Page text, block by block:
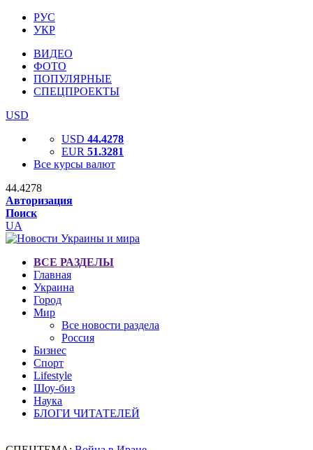
РУС
УКР
ВИДЕО
ФОТО
ПОПУЛЯРНЫЕ
СПЕЦПРОЕКТЫ
USD
USD 44.4278
EUR 51.3281
Все курсы валют
44.4278
Авторизация
Поиск
UA
ВСЕ РАЗДЕЛЫ
Главная
Украина
Город
Мир
Все новости раздела
Россия
Бизнес
Спорт
Lifestyle
Шоу-биз
Наука
БЛОГИ ЧИТАТЕЛЕЙ